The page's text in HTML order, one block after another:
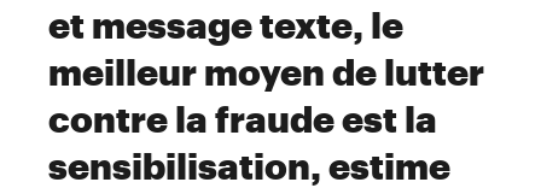
et message texte, le
meilleur moyen de lutter
contre la fraude est la
sensibilisation, estime